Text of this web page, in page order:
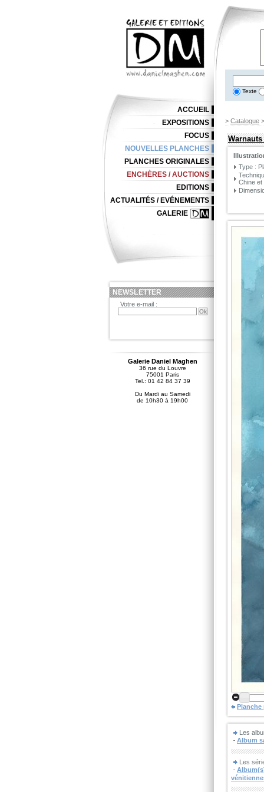
Texte
> Catalogue
Type :
Chine
Planche
Les
Album
Les
ACCUEIL
EXPOSITIONS
FOCUS
NOUVELLES PLANCHES
PLANCHES ORIGINALES
ENCHÈRES / AUCTIONS
EDITIONS
ACTUALITÉS / EVÉNEMENTS
GALERIE
NEWSLETTER
Votre e-mail :
Galerie Daniel Maghen
36 rue du Louvre
75001 Paris
Tel.: 01 42 84 37 39
Du Mardi au Samedi
de 10h30 à 19h00